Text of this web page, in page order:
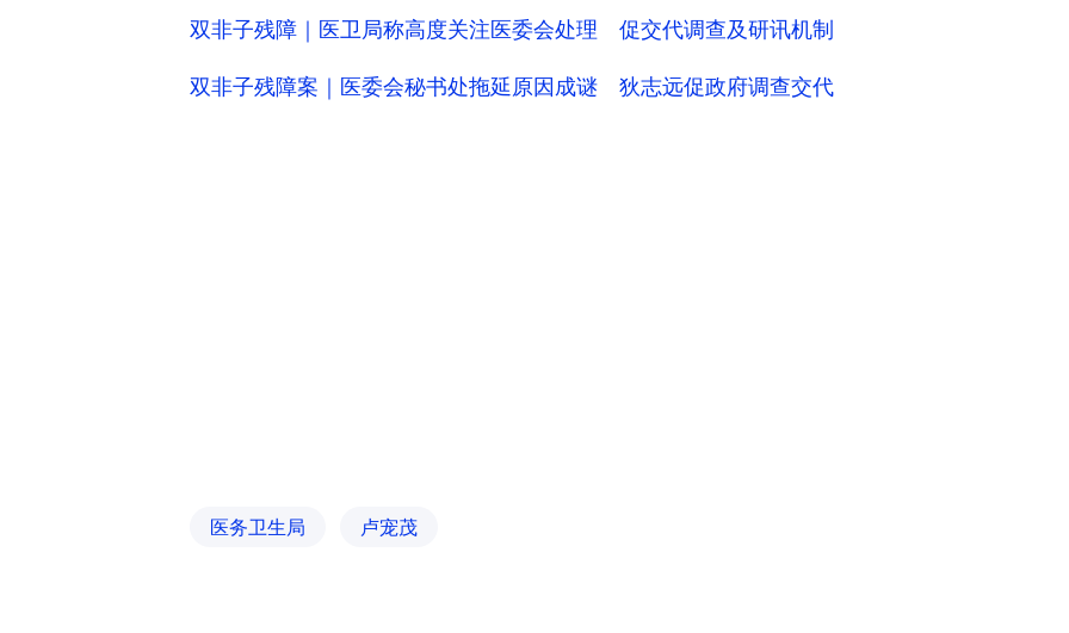
双非子残障｜医卫局称高度关注医委会处理 促交代调查及研讯机制
双非子残障案｜医委会秘书处拖延原因成谜 狄志远促政府调查交代
医务卫生局 卢宠茂